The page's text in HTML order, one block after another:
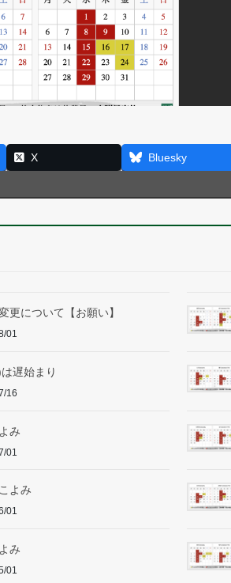
X Bluesky
更について【お願い】
01
遅始まり
16
み
01
よみ
01
み
01